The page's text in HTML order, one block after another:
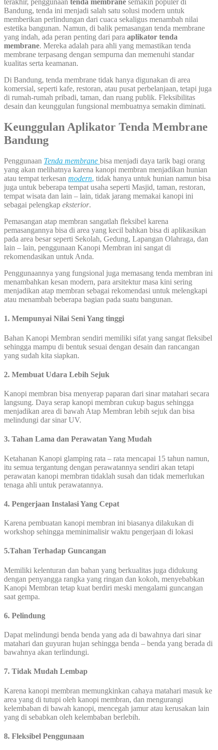
terakhir, penggunaan tenda membrane semakin populer di
Bandung, tenda ini menjadi salah satu solusi modern untuk
memberikan perlindungan dari cuaca sekaligus menambah nilai
estetika bangunan. Namun, di balik pemasangan tenda membrane
yang indah, ada peran penting dari para aplikator tenda
membrane. Mereka adalah para ahli yang memastikan tenda
membrane terpasang dengan sempurna dan memenuhi standar
kualitas serta keamanan.
Di Bandung, tenda membrane tidak hanya digunakan di area
komersial, seperti kafe, restoran, atau pusat perbelanjaan, tetapi juga
di rumah-rumah pribadi, taman, dan ruang publik. Fleksibilitas
desain dan keunggulan fungsional membuatnya semakin diminati.
Keunggulan Aplikator Tenda Membrane
Bandung
Penggunaan Tenda membrane bisa menjadi daya tarik bagi orang
yang akan melihatnya karena kanopi membran menjadikan hunian
atau tempat terkesan modern, tidak hanya untuk hunian namun bisa
juga untuk beberapa tempat usaha seperti Masjid, taman, restoran,
tempat wisata dan lain – lain, tidak jarang memakai kanopi ini
sebagai pelengkap eksterior.
Pemasangan atap membran sangatlah fleksibel karena
pemasangannya bisa di area yang kecil bahkan bisa di aplikasikan
pada area besar seperti Sekolah, Gedung, Lapangan Olahraga, dan
lain – lain, penggunaan Kanopi Membran ini sangat di
rekomendasikan untuk Anda.
Penggunaannya yang fungsional juga memasang tenda membran ini
menambahkan kesan modern, para arsitektur masa kini sering
menjadikan atap membran sebagai rekomendasi untuk melengkapi
atau menambah beberapa bagian pada suatu bangunan.
1. Mempunyai Nilai Seni Yang tinggi
Bahan Kanopi Membran sendiri memiliki sifat yang sangat fleksibel
sehingga mampu di bentuk sesuai dengan desain dan rancangan
yang sudah kita siapkan.
2. Membuat Udara Lebih Sejuk
Kanopi membran bisa menyerap paparan dari sinar matahari secara
langsung. Daya serap kanopi membran cukup bagus sehingga
menjadikan area di bawah Atap Membran lebih sejuk dan bisa
melindungi dar sinar UV.
3. Tahan Lama dan Perawatan Yang Mudah
Ketahanan Kanopi glamping rata – rata mencapai 15 tahun namun,
itu semua tergantung dengan perawatannya sendiri akan tetapi
perawatan kanopi membran tidaklah susah dan tidak memerlukan
tenaga ahli untuk perawatannya.
4. Pengerjaan Instalasi Yang Cepat
Karena pembuatan kanopi membran ini biasanya dilakukan di
workshop sehingga meminimalisir waktu pengerjaan di lokasi
5.Tahan Terhadap Guncangan
Memiliki kelenturan dan bahan yang berkualitas juga didukung
dengan penyangga rangka yang ringan dan kokoh, menyebabkan
Kanopi Membran tetap kuat berdiri meski mengalami guncangan
saat gempa.
6. Pelindung
Dapat melindungi benda benda yang ada di bawahnya dari sinar
matahari dan guyuran hujan sehingga benda – benda yang berada di
bawahnya akan terlindungi.
7. Tidak Mudah Lembap
Karena kanopi membran memungkinkan cahaya matahari masuk ke
area yang di tutupi oleh kanopi membran, dan mengurangi
kelembaban di bawah kanopi, mencegah jamur atau kerusakan lain
yang di sebabkan oleh kelembaban berlebih.
8. Fleksibel Penggunaan